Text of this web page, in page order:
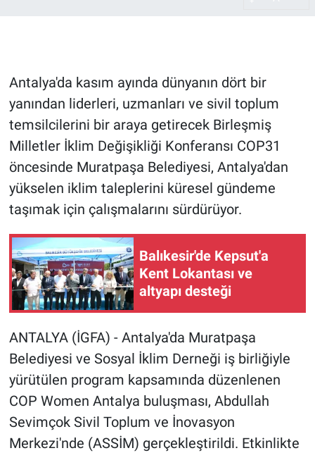
Antalya'da kasım ayında dünyanın dört bir
yanından liderleri, uzmanları ve sivil toplum
temsilcilerini bir araya getirecek Birleşmiş
Milletler İklim Değişikliği Konferansı COP31
öncesinde Muratpaşa Belediyesi, Antalya'dan
yükselen iklim taleplerini küresel gündeme
taşımak için çalışmalarını sürdürüyor.
Balıkesir'de Kepsut'a
Kent Lokantası ve
altyapı desteği
ANTALYA (İGFA) - Antalya'da Muratpaşa
Belediyesi ve Sosyal İklim Derneği iş birliğiyle
yürütülen program kapsamında düzenlenen
COP Women Antalya buluşması, Abdullah
Sevimçok Sivil Toplum ve İnovasyon
Merkezi'nde (ASSİM) gerçekleştirildi. Etkinlikte